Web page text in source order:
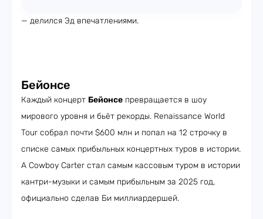
— делился Эд впечатлениями.
Бейонсе
Каждый концерт Бейонсе превращается в шоу
мирового уровня и бьёт рекорды. Renaissance World
Tour собрал почти $600 млн и попал на 12 строчку в
списке самых прибыльных концертных туров в истории.
А Cowboy Carter стал самым кассовым туром в истории
кантри-музыки и самым прибыльным за 2025 год,
официально сделав Би миллиардершей.